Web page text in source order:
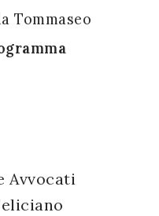
Tommaseo
Avvocati